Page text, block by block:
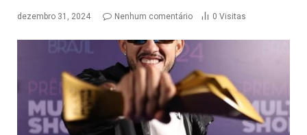
dezembro 31, 2024 Nenhum comentário 0 Visitas